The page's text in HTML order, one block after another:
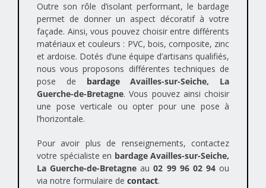
Outre son rôle d’isolant performant, le bardage
permet de donner un aspect décoratif à votre
façade. Ainsi, vous pouvez choisir entre différents
matériaux et couleurs : PVC, bois, composite, zinc
et ardoise. Dotés d’une équipe d’artisans qualifiés,
nous vous proposons différentes techniques de
pose de bardageAvailles-sur-Seiche, La
Guerche-de-Bretagne. Vous pouvez ainsi choisir
une pose verticale ou opter pour une pose à
l’horizontale.
Pour avoir plus de renseignements, contactez
votre spécialiste en bardage Availles-sur-Seiche,
La Guerche-de-Bretagne au02 99 96 02 94ou
via notre formulaire de contact.